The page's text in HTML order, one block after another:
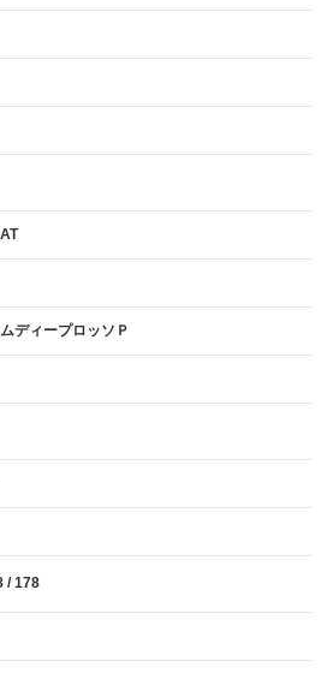
ディープロッソＰ
/ 178